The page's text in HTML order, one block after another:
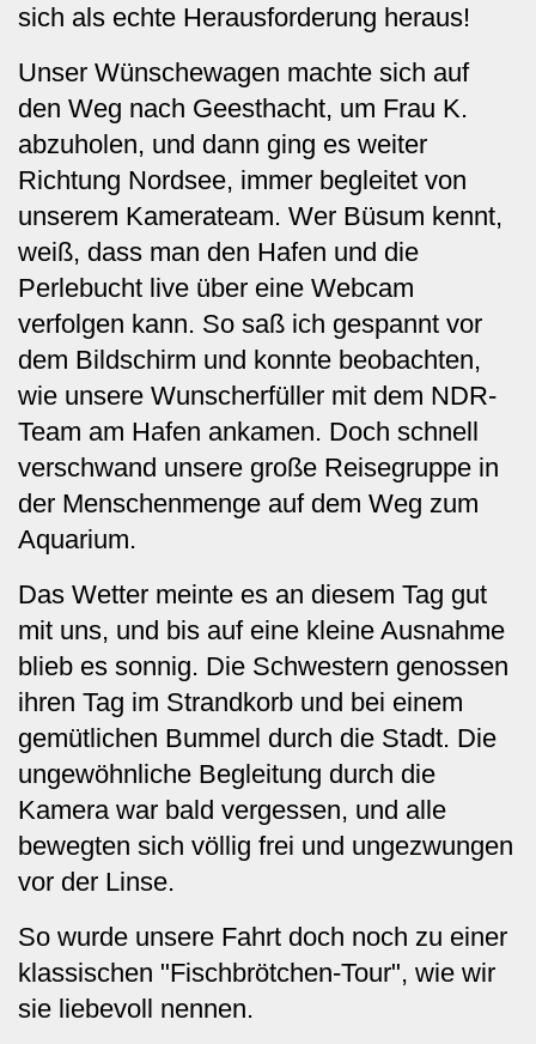
sich als echte Herausforderung heraus!
Unser Wünschewagen machte sich auf
den Weg nach Geesthacht, um Frau K.
abzuholen, und dann ging es weiter
Richtung Nordsee, immer begleitet von
unserem Kamerateam. Wer Büsum kennt,
weiß, dass man den Hafen und die
Perlebucht live über eine Webcam
verfolgen kann. So saß ich gespannt vor
dem Bildschirm und konnte beobachten,
wie unsere Wunscherfüller mit dem NDR-
Team am Hafen ankamen. Doch schnell
verschwand unsere große Reisegruppe in
der Menschenmenge auf dem Weg zum
Aquarium.
Das Wetter meinte es an diesem Tag gut
mit uns, und bis auf eine kleine Ausnahme
blieb es sonnig. Die Schwestern genossen
ihren Tag im Strandkorb und bei einem
gemütlichen Bummel durch die Stadt. Die
ungewöhnliche Begleitung durch die
Kamera war bald vergessen, und alle
bewegten sich völlig frei und ungezwungen
vor der Linse.
So wurde unsere Fahrt doch noch zu einer
klassischen "Fischbrötchen-Tour", wie wir
sie liebevoll nennen.